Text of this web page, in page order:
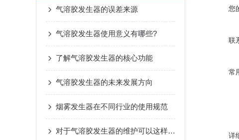
气溶胶发生器的误差来源
气溶胶发生器使用意义有哪些?
了解气溶胶发生器的核心功能
气溶胶发生器的未来发展方向
烟雾发生器在不同行业的使用规范
对于气溶胶发生器的维护可以这样进行
您
联
常
详